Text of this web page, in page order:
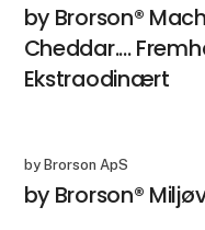
by Brorson®
Cheddar....
Ekstraodinært
by Brorson ApS
by Brorson®